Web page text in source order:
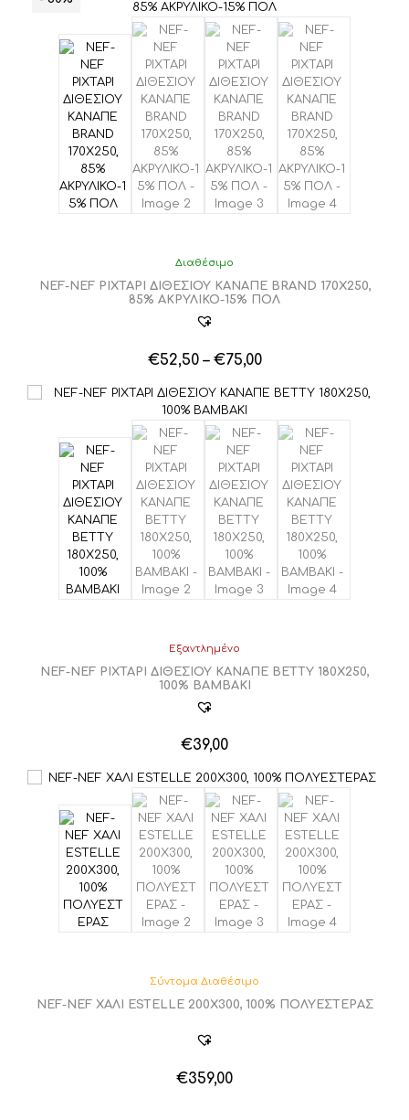
Διαθέσιμο
NEF-NEF ΡΙΧΤΑΡΙ ΔΙΘΕΣΙΟΥ ΚΑΝΑΠΕ BRAND 170X250,
85% ΑΚΡΥΛΙΚΟ-15% ΠΟΛ
€52,50 – €75,00Price
through
€75,00
το
προϊόν
έχει
πολλαπλές
παραλλαγές.
Οι
επιλογές
μπορούν
να
επιλεγούν
στη
σελίδα
Εξαντλημένο
NEF-NEF ΡΙΧΤΑΡΙ ΔΙΘΕΣΙΟΥ ΚΑΝΑΠΕ BETTY 180Χ250,
100% BAMBAKI
€39,00
Σύντομα Διαθέσιμο
NEF-NEF ΧΑΛΙ ESTELLE 200Χ300, 100% ΠΟΛΥΕΣΤΕΡΑΣ
€359,00